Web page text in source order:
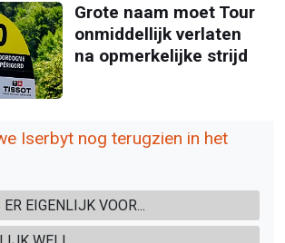
Grote naam moet Tour
onmiddellijk verlaten
na opmerkelijke strijd
Iserbyt nog terugzien in het
ER EIGENLIJK VOOR...